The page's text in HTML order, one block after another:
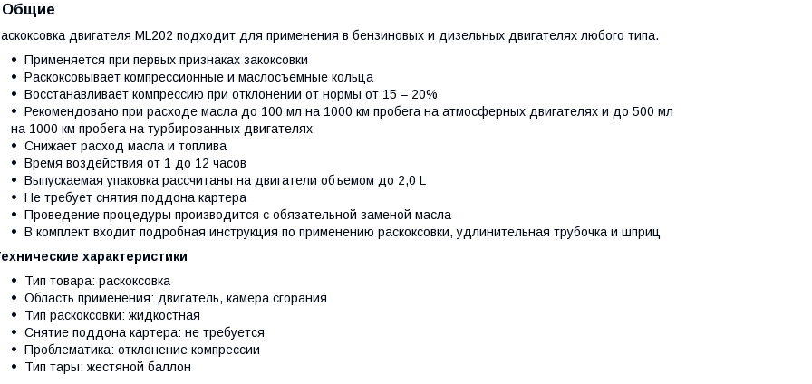
Общие
двигателя ML202 подходит для применения в бензиновых и дизельных двигателях любого типа.
Применяется при первых признаках закоксовки
Раскоксовывает компрессионные и маслосъемные кольца
Восстанавливает компрессию при отклонении от нормы от 15 – 20%
Рекомендовано при расходе масла до 100 мл на 1000 км пробега на атмосферных двигателях и до 500 мл
на 1000 км пробега на турбированных двигателях
Снижает расход масла и топлива
Время воздействия от 1 до 12 часов
Выпускаемая упаковка рассчитаны на двигатели объемом до 2,0 L
Не требует снятия поддона картера
Проведение процедуры производится с обязательной заменой масла
В комплект входит подробная инструкция по применению раскоксовки, удлинительная трубочка и шприц
характеристики
Тип товара: раскоксовка
Область применения: двигатель, камера сгорания
Тип раскоксовки: жидкостная
Снятие поддона картера: не требуется
Проблематика: отклонение компрессии
Тип тары: жестяной баллон